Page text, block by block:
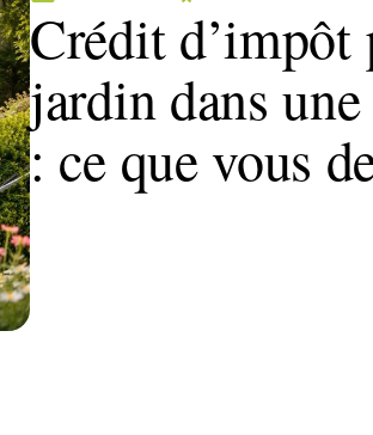
Crédit d’impôt
jardin dans
: ce que vous